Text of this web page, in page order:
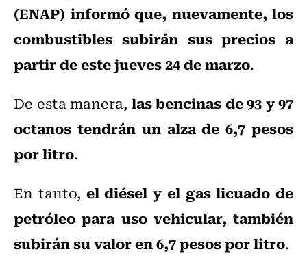
(ENAP) informó que, nuevamente, los
combustibles subirán sus precios a
partir de este jueves 24 de marzo.
De esta manera, las bencinas de 93 y 97
octanos tendrán un alza de 6,7 pesos
por litro.
En tanto, el diésel y el gas licuado de
petróleo para uso vehicular, también
subirán su valor en 6,7 pesos por litro.